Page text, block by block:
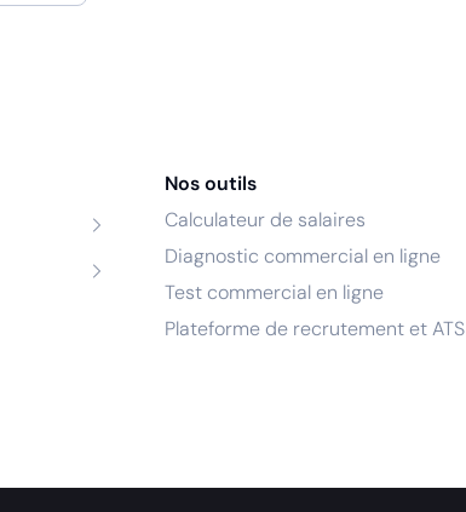
Nos outils
Calculateur de salaires
Diagnostic commercial en ligne
Test commercial en ligne
Plateforme de recrutement et ATS